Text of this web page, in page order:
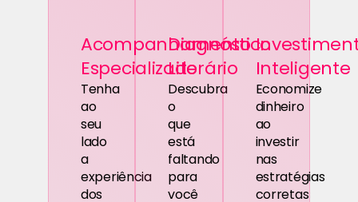
Acompanhamento
Especializado
Tenha
ao
seu
lado
a
experiência
dos
Diagnóstico
Literário
Descubra
o
que
está
faltando
para
você
Inteligente
Economize
dinheiro
ao
investir
nas
estratégias
corretas